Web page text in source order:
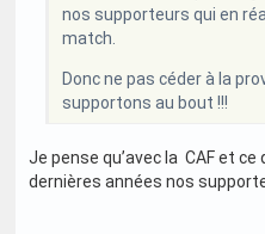
nos supporteurs qui en
match.
Donc ne pas céder à la
supportons au bout !!!
Je pense qu’avec la CAF et
dernières années nos